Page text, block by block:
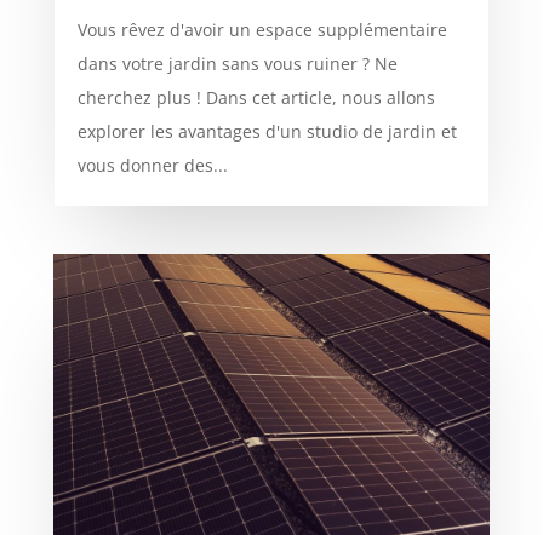
Vous rêvez d'avoir un espace supplémentaire
dans votre jardin sans vous ruiner ? Ne
cherchez plus ! Dans cet article, nous allons
explorer les avantages d'un studio de jardin et
vous donner des...